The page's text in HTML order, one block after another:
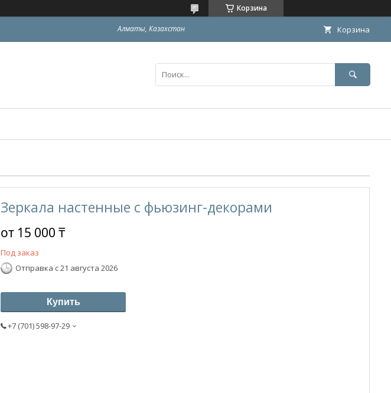
Корзина
Алматы, Казахстан Корзина
Зеркала настенные с фьюзинг-декорами
от 15 000 ₸
Под заказ
Отправка с 21 августа 2026
Купить
+7 (701) 598-97-29